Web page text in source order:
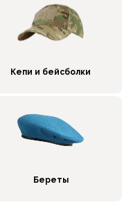
Кепи и бейсболки
Береты